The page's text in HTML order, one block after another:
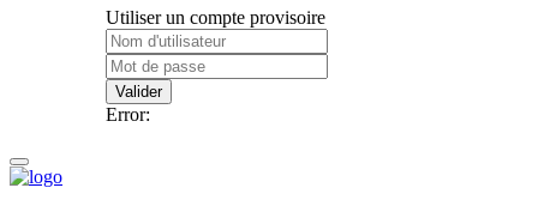
Utiliser un compte provisoire
Valider
Error: